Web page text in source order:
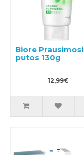
Biore Prausimosi
putos 130g
12,99€